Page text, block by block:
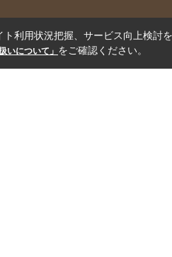
利用状況把握、サービス向上検討
いについて」 をご確認ください。